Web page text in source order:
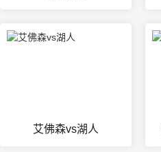
艾佛森vs湖人